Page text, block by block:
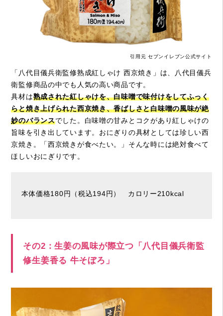
引用元 セブンイレブン公式サイト
「八代目儀兵衛監修熟成紅しゃけ 西京焼き」は、八代目儀兵
衛監修商品の中でも人気の高い商品です。
具材は熟成された紅しゃけを、白味噌で味付けをしてふっく
らと焼き上げられた西京焼き、香ばしさと白味噌の風味が絶
妙のバランスでした。白味噌の甘みとコクがあり紅しゃけの
旨味を引き出しています。おにぎりの具材としては珍しい西
京焼き。「西京焼きが食べたい。」そんな時には絶対食べて
ほしいおにぎりです。
本体価格180円（税込194円） カロリー210kcal
その2：生姜の風味が際立つ「八代目儀兵衛監
修生姜香る 牛そぼろ」